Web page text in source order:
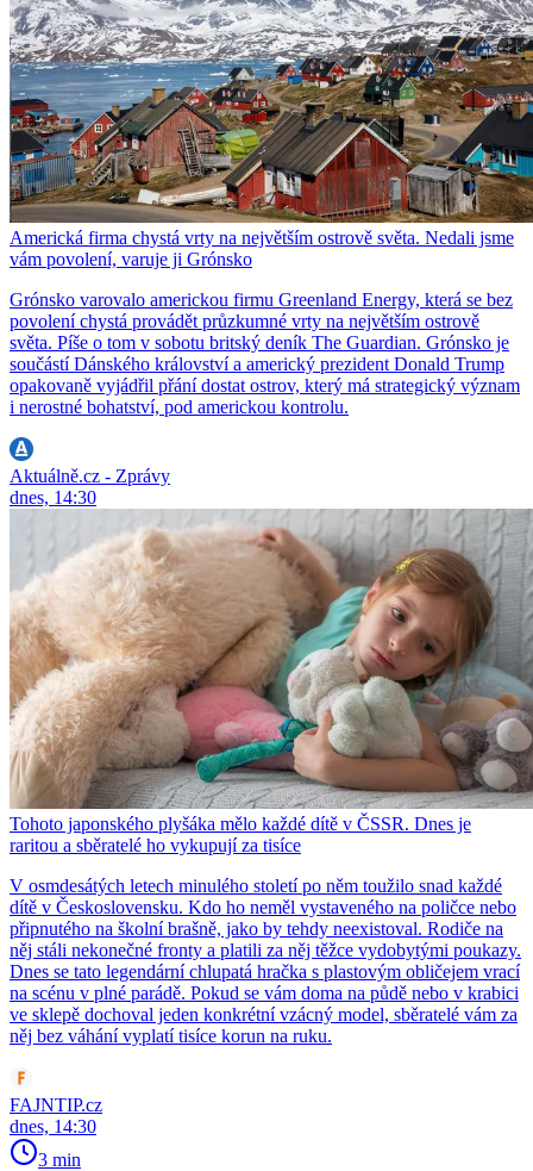
Americká firma chystá vrty na největším ostrově světa. Nedali jsme
vám povolení, varuje ji Grónsko
Grónsko varovalo americkou firmu Greenland Energy, která se bez
povolení chystá provádět průzkumné vrty na největším ostrově
světa. Píše o tom v sobotu britský deník The Guardian. Grónsko je
součástí Dánského království a americký prezident Donald Trump
opakovaně vyjádřil přání dostat ostrov, který má strategický význam
i nerostné bohatství, pod americkou kontrolu.
Aktuálně.cz - Zprávy
dnes, 14:30
Tohoto japonského plyšáka mělo každé dítě v ČSSR. Dnes je
raritou a sběratelé ho vykupují za tisíce
V osmdesátých letech minulého století po něm toužilo snad každé
dítě v Československu. Kdo ho neměl vystaveného na poličce nebo
připnutého na školní brašně, jako by tehdy neexistoval. Rodiče na
něj stáli nekonečné fronty a platili za něj těžce vydobytými poukazy.
Dnes se tato legendární chlupatá hračka s plastovým obličejem vrací
na scénu v plné parádě. Pokud se vám doma na půdě nebo v krabici
ve sklepě dochoval jeden konkrétní vzácný model, sběratelé vám za
něj bez váhání vyplatí tisíce korun na ruku.
FAJNTIP.cz
dnes, 14:30
3 min